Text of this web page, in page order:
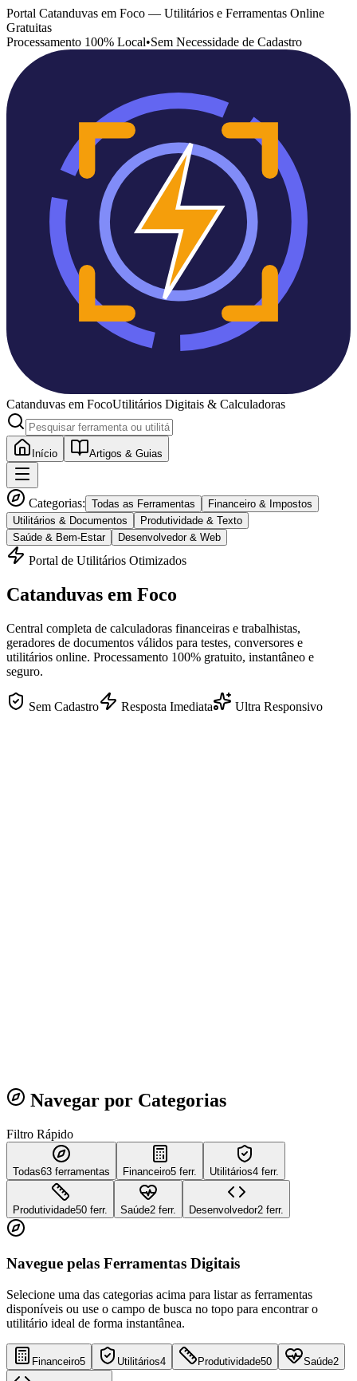
Portal Catanduvas em Foco — Utilitários e Ferramentas Online
Gratuitas
Processamento 100% Local•Sem Necessidade de Cadastro
Catanduvas em FocoUtilitários Digitais & Calculadoras
Início Artigos & Guias
Categorias: Todas as Ferramentas
Financeiro & Impostos
Utilitários & Documentos
Produtividade & Texto
Saúde & Bem-Estar
Desenvolvedor & Web
Portal de Utilitários Otimizados
Catanduvas em Foco
Central completa de calculadoras financeiras e trabalhistas,
geradores de documentos válidos para testes, conversores e
utilitários online. Processamento 100% gratuito, instantâneo e
seguro.
Sem Cadastro Resposta Imediata Ultra Responsivo
Navegar por Categorias
Filtro Rápido
Todas63 ferramentas Financeiro5 ferr. Utilitários4 ferr.
Produtividade50 ferr. Saúde2 ferr. Desenvolvedor2 ferr.
Navegue pelas Ferramentas Digitais
Selecione uma das categorias acima para listar as ferramentas
disponíveis ou use o campo de busca no topo para encontrar o
utilitário ideal de forma instantânea.
Financeiro5 Utilitários4 Produtividade50 Saúde2